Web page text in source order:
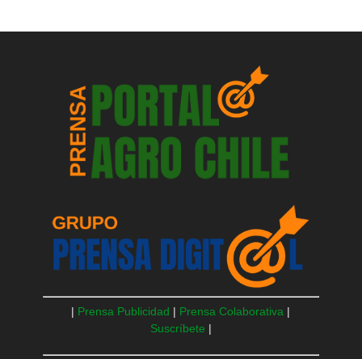
| Prensa Publicidad | Prensa Colaborativa |
Suscríbete |